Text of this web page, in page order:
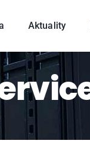
Aktuality